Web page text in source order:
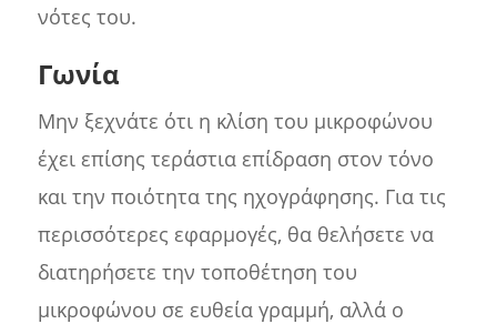
νότες του.
Γωνία
Μην ξεχνάτε ότι η κλίση του μικροφώνου
έχει επίσης τεράστια επίδραση στον τόνο
και την ποιότητα της ηχογράφησης. Για τις
περισσότερες εφαρμογές, θα θελήσετε να
διατηρήσετε την τοποθέτηση του
μικροφώνου σε ευθεία γραμμή, αλλά ο